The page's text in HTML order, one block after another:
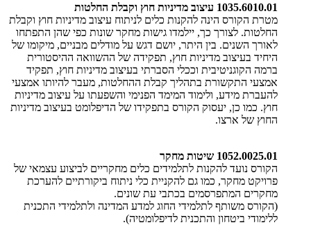
1035.6010.01 עיצוב מדיניות חוץ וקבלת החלטות
מטרת הקורס הינה להקנות כלים לניתוח עיצוב מדיניות חוץ וקבלת
החלטות. לצורך כך, יילמדו גישות מחקר שונות כפי שהן התפתחו
לאורך השנים. בין היתר, יושם דגש על מודלים מבניים, מיקומו של
היחיד בעיצוב מדיניות חוץ, תפקידה של ההשוואה ההיסטורית
ברמה הקוגניטיבית וככלי הסברתי בעיצוב מדיניות חוץ, תפקיד
אמצעי התקשורת בתהליך קבלת ההחלטות, מעבר להיותו אמצעי
להעברת מידע, ולימוד המימד הפנימי והשפעתו על עיצוב מדיניות
חוץ. כמו כן, יעסוק הקורס בתפקידו של הדיפלומט בעיצוב מדיניות
החוץ של ארצו.
1052.0025.01 שיטות מחקר
הקורס נועד להקנות לתלמידים כלים מחקריים לביצוע עצמאי של
פרויקט מחקר, כמו גם להקניית כלי ניתוח ביקורתיים להערכת
מחקרים המתפרסמים בכתבי עת שונים.
(הקורס משותף לתלמידי החוג למדע המדינה ולתלמידי התכנית
ללימודי ביטחון והתכנית לדיפלומטיה).